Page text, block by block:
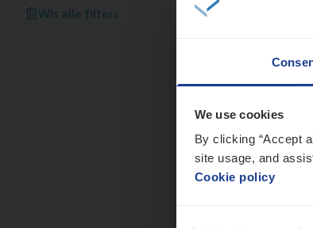
We use cookies
By clicking “Accept
site usage, and
Cookie policy
Wis alle filters